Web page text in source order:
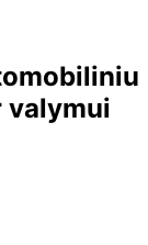
valymui